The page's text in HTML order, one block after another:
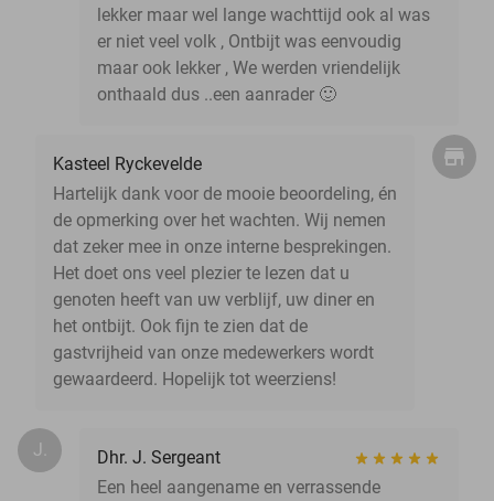
lekker maar wel lange wachttijd ook al was
er niet veel volk , Ontbijt was eenvoudig
maar ook lekker , We werden vriendelijk
onthaald dus ..een aanrader 🙂
Kasteel Ryckevelde
Hartelijk dank voor de mooie beoordeling, én
de opmerking over het wachten. Wij nemen
dat zeker mee in onze interne besprekingen.
Het doet ons veel plezier te lezen dat u
genoten heeft van uw verblijf, uw diner en
het ontbijt. Ook fijn te zien dat de
gastvrijheid van onze medewerkers wordt
gewaardeerd. Hopelijk tot weerziens!
J.
Dhr. J. Sergeant
Een heel aangename en verrassende